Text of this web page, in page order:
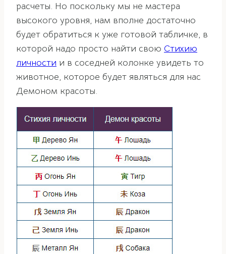
расчеты. Но поскольку мы не мастера
высокого уровня, нам вполне достаточно
будет обратиться к уже готовой табличке, в
которой надо просто найти свою Стихию
личности и в соседней колонке увидеть то
животное, которое будет являться для нас
Демоном красоты.